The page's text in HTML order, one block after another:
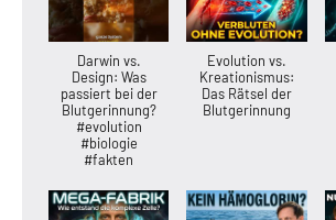
Darwin vs.
Design: Was
passiert bei der
Blutgerinnung?
#evolution
#biologie
#fakten
Evolution vs.
Kreationismus:
Das Rätsel der
Blutgerinnung